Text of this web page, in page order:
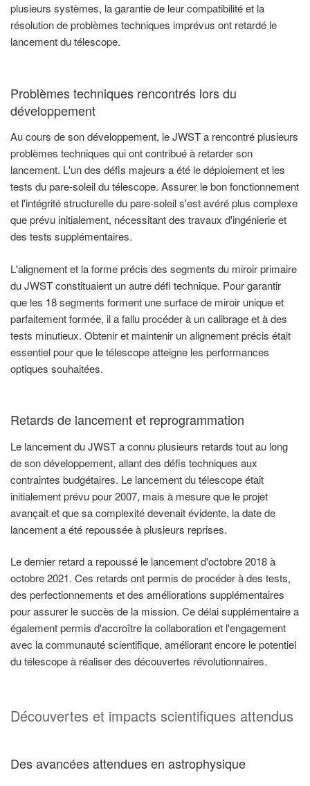
plusieurs systèmes, la garantie de leur compatibilité et la
résolution de problèmes techniques imprévus ont retardé le
lancement du télescope.
Problèmes techniques rencontrés lors du
développement
Au cours de son développement, le JWST a rencontré plusieurs
problèmes techniques qui ont contribué à retarder son
lancement. L'un des défis majeurs a été le déploiement et les
tests du pare-soleil du télescope. Assurer le bon fonctionnement
et l'intégrité structurelle du pare-soleil s'est avéré plus complexe
que prévu initialement, nécessitant des travaux d'ingénierie et
des tests supplémentaires.
L'alignement et la forme précis des segments du miroir primaire
du JWST constituaient un autre défi technique. Pour garantir
que les 18 segments forment une surface de miroir unique et
parfaitement formée, il a fallu procéder à un calibrage et à des
tests minutieux. Obtenir et maintenir un alignement précis était
essentiel pour que le télescope atteigne les performances
optiques souhaitées.
Retards de lancement et reprogrammation
Le lancement du JWST a connu plusieurs retards tout au long
de son développement, allant des défis techniques aux
contraintes budgétaires. Le lancement du télescope était
initialement prévu pour 2007, mais à mesure que le projet
avançait et que sa complexité devenait évidente, la date de
lancement a été repoussée à plusieurs reprises.
Le dernier retard a repoussé le lancement d'octobre 2018 à
octobre 2021. Ces retards ont permis de procéder à des tests,
des perfectionnements et des améliorations supplémentaires
pour assurer le succès de la mission. Ce délai supplémentaire a
également permis d'accroître la collaboration et l'engagement
avec la communauté scientifique, améliorant encore le potentiel
du télescope à réaliser des découvertes révolutionnaires.
Découvertes et impacts scientifiques attendus
Des avancées attendues en astrophysique